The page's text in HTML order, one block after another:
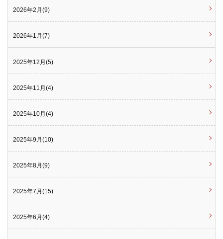
2026年2月(9)
2026年1月(7)
2025年12月(5)
2025年11月(4)
2025年10月(4)
2025年9月(10)
2025年8月(9)
2025年7月(15)
2025年6月(4)